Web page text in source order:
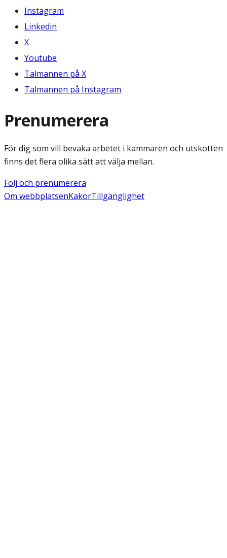
Instagram
Linkedin
X
Youtube
Talmannen på X
Talmannen på Instagram
Prenumerera
För dig som vill bevaka arbetet i kammaren och utskotten
finns det flera olika sätt att välja mellan.
Följ och prenumerera
Om webbplatsenKakorTillgänglighet